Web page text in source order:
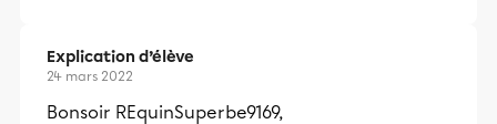
Explication d’élève
24 mars 2022
Bonsoir REquinSuperbe9169,